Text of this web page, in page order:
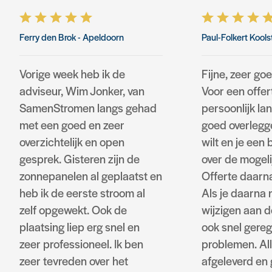
Ferry den Brok- Apeldoorn
Vorige week heb ik de
adviseur, Wim Jonker, van
SamenStromen langs gehad
met een goed en zeer
overzichtelijk en open
gesprek. Gisteren zijn de
zonnepanelen al geplaatst en
heb ik de eerste stroom al
zelf opgewekt. Ook de
plaatsing liep erg snel en
zeer professioneel. Ik ben
zeer tevreden over het
Paul-Folkert
Fijne, zeer
Voor een
persoonlijk
goed
wilt en je een
over de
Offerte
Als je daarna
wijzigen aan
ook snel
problemen.
afgeleverd